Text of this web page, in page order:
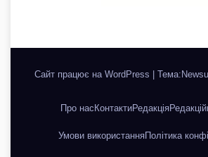
Сайт працює на WordPress
Про нас КонтактиРедакція
Умови використанняПолітика